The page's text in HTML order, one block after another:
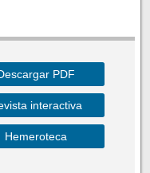
PDF
interactiva
Hemeroteca